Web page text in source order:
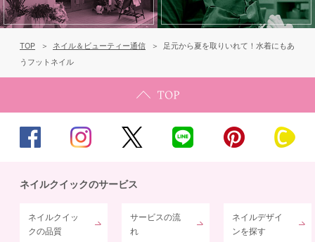
TOP ネイル＆ビューティー通信
足元から夏を取りいれて！水着にもあ
うフットネイル
ネイルクイックのサービス
ネイルクイッ
クの品質
サービスの流
れ
ネイルデザイ
ンを探す